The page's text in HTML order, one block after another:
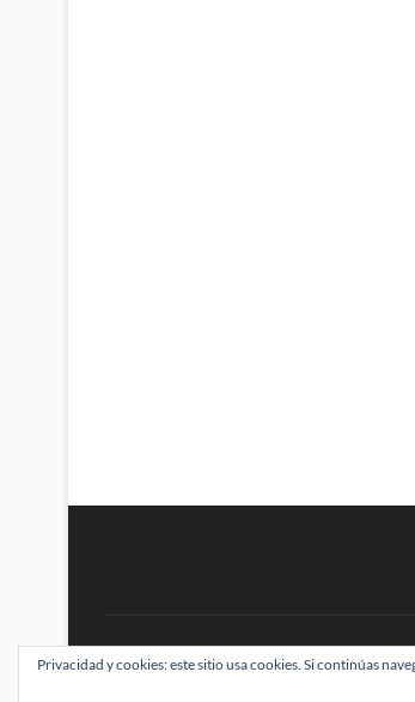
BRAINSTOMPING| Diseñado por:Theme
Privacidad y cookies: este sitio usa cookies. Si continúas